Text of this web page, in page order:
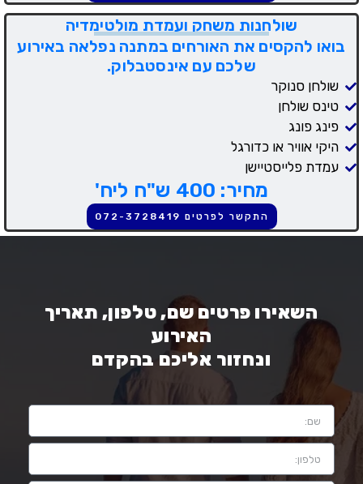
שולחנות משחק ועמדת מולטימדיה
בואו להקסים את האורחים במתנה נפלאה באירוע
שלכם עם אינסטבלוק.
שולחן סנוקר
טינס שולחן
פינג פונג
היקי אוויר או כדורגל
עמדת פלייסטיישן
מחיר: 400 ש"ח ליח'
התקשר לפרטים 072-3728419
השאירו פרטים שם, טלפון, תאריך
האירוע
ונחזור אליכם בהקדם